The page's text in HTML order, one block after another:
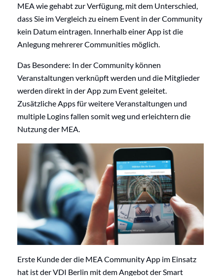
MEA wie gehabt zur Verfügung, mit dem Unterschied,
dass Sie im Vergleich zu einem Event in der Community
kein Datum eintragen. Innerhalb einer App ist die
Anlegung mehrerer Communities möglich.
Das Besondere: In der Community können
Veranstaltungen verknüpft werden und die Mitglieder
werden direkt in der App zum Event geleitet.
Zusätzliche Apps für weitere Veranstaltungen und
multiple Logins fallen somit weg und erleichtern die
Nutzung der MEA.
Erste Kunde der die MEA Community App im Einsatz
hat ist der VDI Berlin mit dem Angebot der Smart